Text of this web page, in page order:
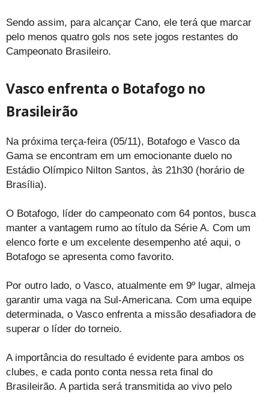
Sendo assim, para alcançar Cano, ele terá que marcar
pelo menos quatro gols nos sete jogos restantes do
Campeonato Brasileiro.
Vasco enfrenta o Botafogo no
Brasileirão
Na próxima terça-feira (05/11), Botafogo e Vasco da
Gama se encontram em um emocionante duelo no
Estádio Olímpico Nilton Santos, às 21h30 (horário de
Brasília).
O Botafogo, líder do campeonato com 64 pontos, busca
manter a vantagem rumo ao título da Série A. Com um
elenco forte e um excelente desempenho até aqui, o
Botafogo se apresenta como favorito.
Por outro lado, o Vasco, atualmente em 9º lugar, almeja
garantir uma vaga na Sul-Americana. Com uma equipe
determinada, o Vasco enfrenta a missão desafiadora de
superar o líder do torneio.
A importância do resultado é evidente para ambos os
clubes, e cada ponto conta nessa reta final do
Brasileirão. A partida será transmitida ao vivo pelo